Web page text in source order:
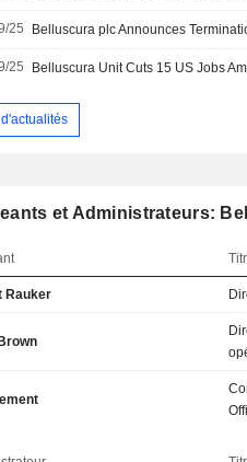
25
25 Belluscura Unit Cuts 15 US Jobs
et Administrateurs:
Rauker